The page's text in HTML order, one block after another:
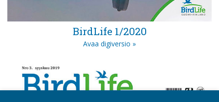
BirdLife 1/2020
Avaa digiversio »